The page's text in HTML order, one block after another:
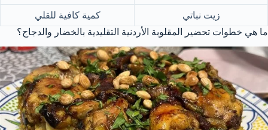
زيت نباتي
كمية كافية للقلي
ما هي خطوات تحضير المقلوبة الأردنية التقليدية بالخضار والدجاج؟